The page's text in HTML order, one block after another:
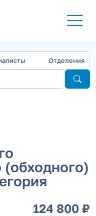
Отделения
124 800 ₽